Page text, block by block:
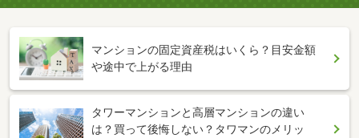
マンションの固定資産税はいくら？目安金額
や途中で上がる理由
タワーマンションと高層マンションの違い
は？買って後悔しない？タワマンのメリッ